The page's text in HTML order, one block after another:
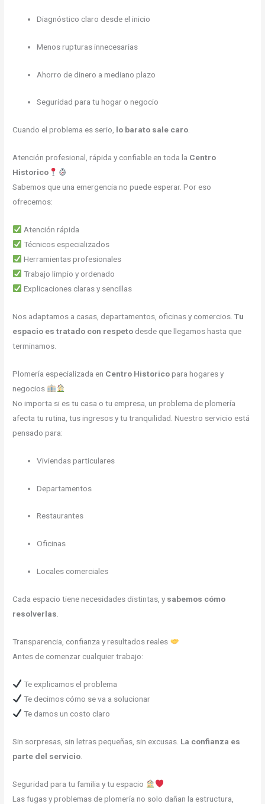
Diagnóstico claro desde el inicio
Menos rupturas innecesarias
Ahorro de dinero a mediano plazo
Seguridad para tu hogar o negocio
Cuando el problema es serio, lo barato sale caro.
Atención profesional, rápida y confiable en toda la Centro
Historico
Sabemos que una emergencia no puede esperar. Por eso
ofrecemos:
Atención rápida
Técnicos especializados
Herramientas profesionales
Trabajo limpio y ordenado
Explicaciones claras y sencillas
Nos adaptamos a casas, departamentos, oficinas y comercios.Tu
espacio es tratado con respeto desde que llegamos hasta que
terminamos.
Plomería especializada en Centro Historicopara hogares y
negocios
No importa si es tu casa o tu empresa, un problema de plomería
afecta tu rutina, tus ingresos y tu tranquilidad. Nuestro servicio está
pensado para:
Viviendas particulares
Departamentos
Restaurantes
Oficinas
Locales comerciales
Cada espacio tiene necesidades distintas, y sabemos cómo
resolverlas
Transparencia, confianza y resultados reales
Antes de comenzar cualquier trabajo:
Te explicamos el problema
Te decimos cómo se va a solucionar
Te damos un costo claro
Sin sorpresas, sin letras pequeñas, sin excusas. La confianza es
parte del servicio
Seguridad para tu familia y tu espacio
Las fugas y problemas de plomería no solo dañan la estructura,